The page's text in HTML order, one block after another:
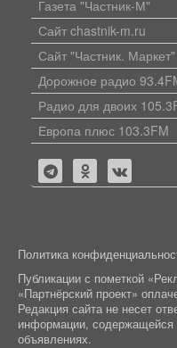
Газета "Частник-М"
Сайт chastnik-m.ru
Сайт "Частник. Маркет"
Дорожное радио
Радио для двоих
Европа плюс 103.3FM
Политика
Публикации с пометкой
«Партнёрский проект»
Редакция сайта не несет
информации,
объявлениях.